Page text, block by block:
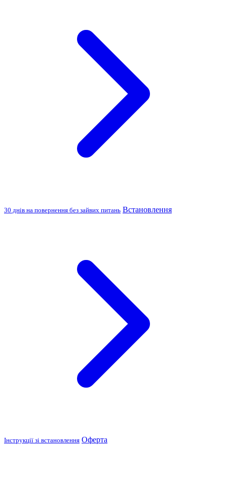
30 днів на повернення без зайвих питань Встановлення
Інструкції зі встановлення Оферта